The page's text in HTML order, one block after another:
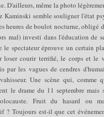
D'ailleurs, même la photo
Kaminski semble souligner l'état
heures de boulot nocturne, obligé
mal) investi dans l'éducation de
le spectateur éprouve un certain
loser courir terrifié, le corps et le
par les vagues de cendres
Une scène qui, comme
le drame du 11 septembre mais
Fruit du hasard ou
? Toujours est-il que cet